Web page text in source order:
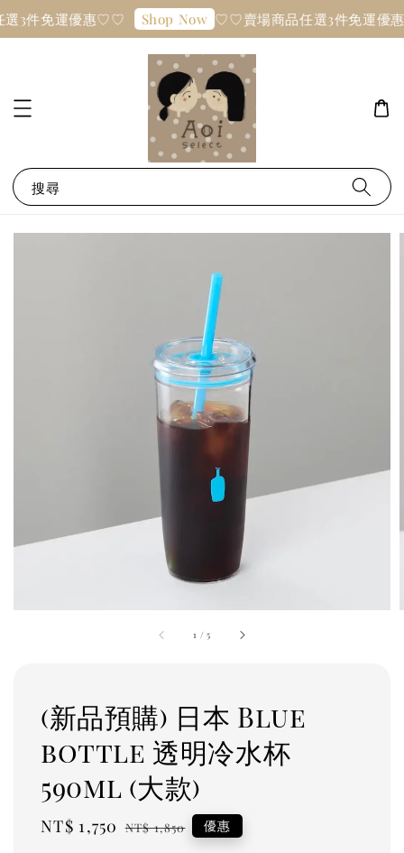
3件免運優惠♡♡ Shop Now ♡♡賣場商品任選3件免運優
搜尋
1 /5
(新品預購) 日本 Blue
bottle 透明冷水杯
590ml (大款)
Sale
NT$ 1,750 Regular
NT$ 1,850 優惠